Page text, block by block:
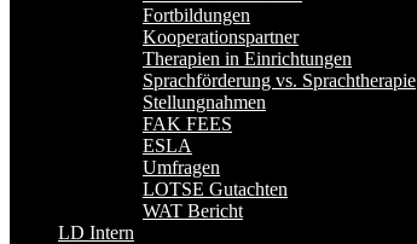
Fortbildungen
Kooperationspartner
Therapien in Einrichtungen
Sprachförderung vs. Sprachtherapie
Stellungnahmen
FAK FEES
ESLA
Umfragen
LOTSE Gutachten
WAT Bericht
LD Intern